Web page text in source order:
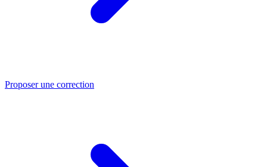
Proposer une correction